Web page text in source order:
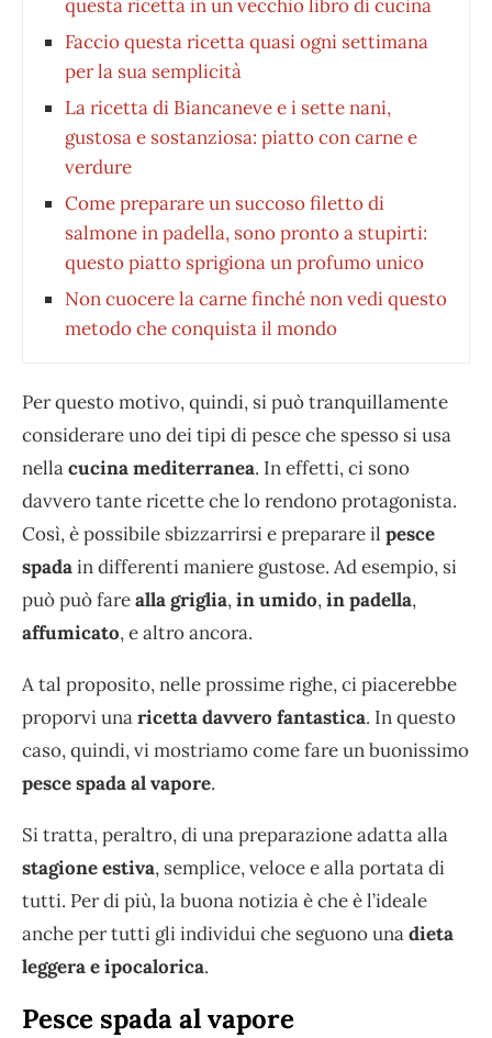
questa ricetta in un vecchio libro di cucina
Faccio questa ricetta quasi ogni settimana
per la sua semplicità
La ricetta di Biancaneve e i sette nani,
gustosa e sostanziosa: piatto con carne e
verdure
Come preparare un succoso filetto di
salmone in padella, sono pronto a stupirti:
questo piatto sprigiona un profumo unico
Non cuocere la carne finché non vedi questo
metodo che conquista il mondo
Per questo motivo, quindi, si può tranquillamente
considerare uno dei tipi di pesce che spesso si usa
nellacucina mediterranea. In effetti, ci sono
davvero tante ricette che lo rendono protagonista.
Così, è possibile sbizzarrirsi e preparare il pesce
spadain differenti maniere gustose. Ad esempio, si
può può farealla griglia,in umido,in padella,
affumicato, e altro ancora.
A tal proposito, nelle prossime righe, ci piacerebbe
proporvi unaricetta davvero fantastica. In questo
caso, quindi, vi mostriamo come fare un buonissimo
pesce spada al vapore.
Si tratta, peraltro, di una preparazione adatta alla
stagione estiva, semplice, veloce e alla portata di
tutti. Per di più, la buona notizia è che è l’ideale
anche per tutti gli individui che seguono unadieta
leggera e ipocalorica.
Pesce spada al vapore